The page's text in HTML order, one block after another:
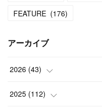
FEATURE (176)
アーカイブ
2026 (43)
( 2)
2025 (112)